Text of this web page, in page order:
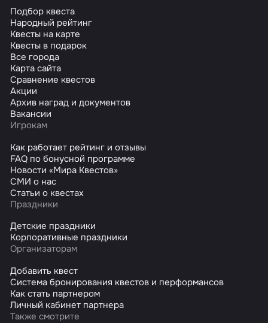
Подбор квеста
Народный рейтинг
Квесты на карте
Квесты в подарок
Все города
Карта сайта
Сравнение квестов
Акции
Архив наград и документов
Вакансии
Игрокам
Как работает рейтинг и отзывы
FAQ по бонусной программе
Новости «Мира Квестов»
СМИ о нас
Статьи о квестах
Праздники
Детские праздники
Корпоративные праздники
Организаторам
Добавить квест
Система бронирования квестов и перформансов
Как стать партнером
Личный кабинет партнера
Также смотрите